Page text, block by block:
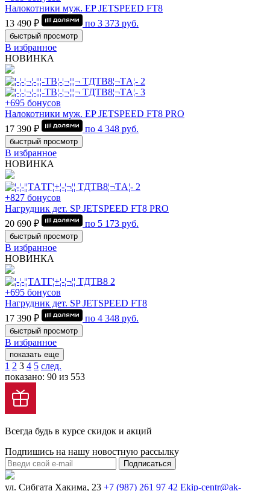
Налокотники муж. EP JETSPEED FT8
13 490 ₽
по 3 373 руб.
быстрый просмотр
В избранное
НОВИНКА
+695 бонусов
Налокотники муж. EP JETSPEED FT8 PRO
17 390 ₽
по 4 348 руб.
быстрый просмотр
В избранное
НОВИНКА
+827 бонусов
Нагрудник дет. SP JETSPEED FT8 PRO
20 690 ₽
по 5 173 руб.
быстрый просмотр
В избранное
НОВИНКА
+695 бонусов
Нагрудник дет. SP JETSPEED FT8
17 390 ₽
по 4 348 руб.
быстрый просмотр
В избранное
показать еще
1 2 3 4 5 след.
показано: 90 из 553
Всегда будь в курсе скидок и акций
Подпишись на нашу новостную рассылку
Подписаться
ул. Сибгата Хакима, 23 +7 (987) 261 97 42 Ekip-centr@ak-